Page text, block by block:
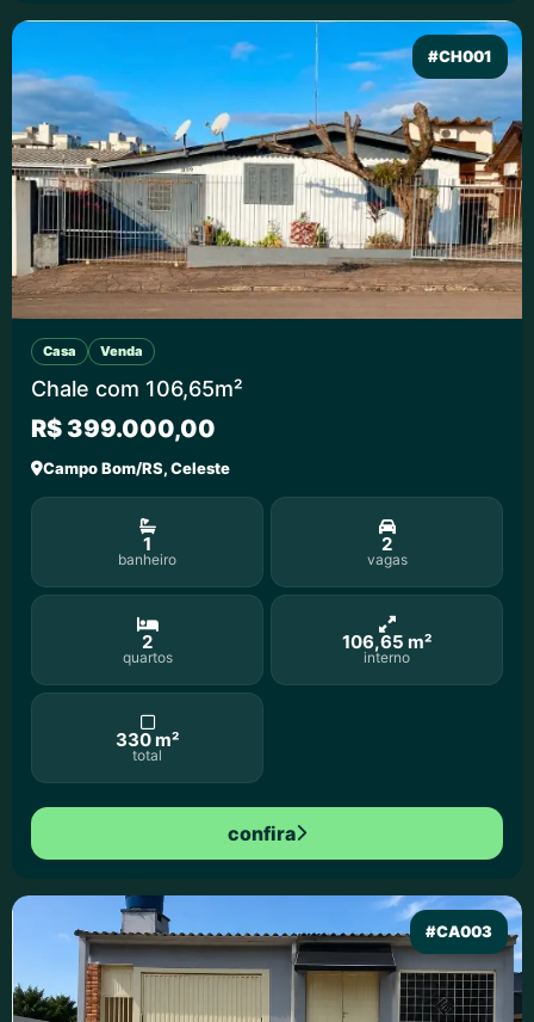
#CH001
Casa Venda
Chale com 106,65m²
R$ 399.000,00
Campo Bom/RS, Celeste
1
banheiro
2
vagas
2
quartos
106,65 m²
interno
330 m²
total
confira
#CA003